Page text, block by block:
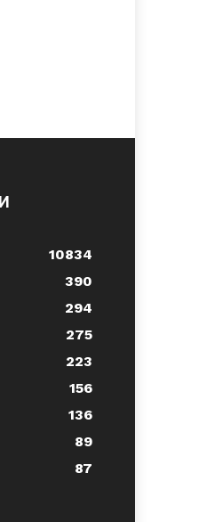
10834
390
294
275
223
156
136
89
87